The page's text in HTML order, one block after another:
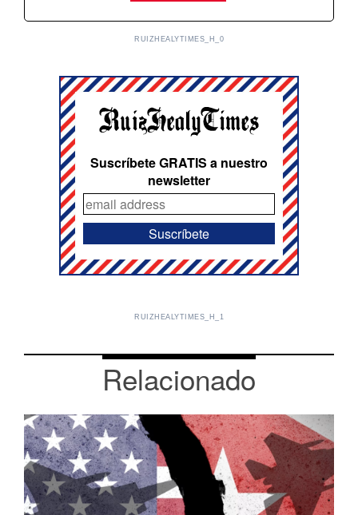
RUIZHEALYTIMES_H_0
Suscríbete GRATIS a nuestro
newsletter
RUIZHEALYTIMES_H_1
Relacionado